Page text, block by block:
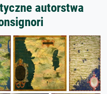
autorstwa